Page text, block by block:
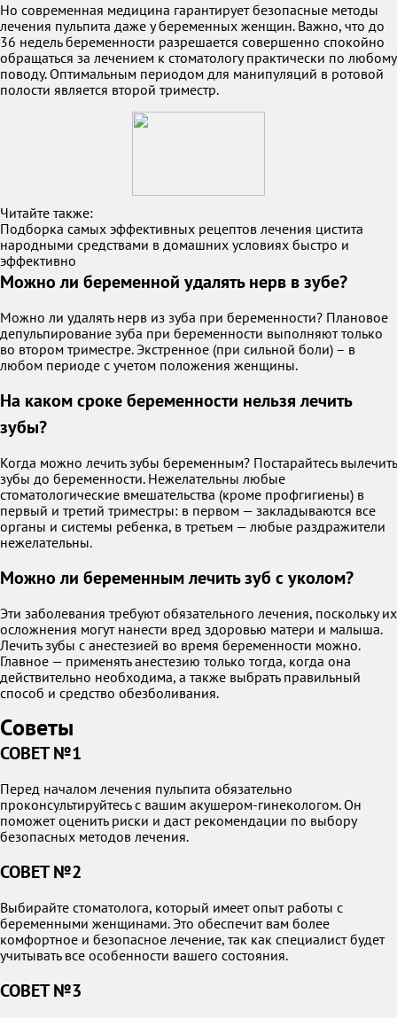
Но современная медицина гарантирует безопасные методы
лечения пульпита даже у беременных женщин. Важно, что до
36 недель беременности разрешается совершенно спокойно
обращаться за лечением к стоматологу практически по любому
поводу. Оптимальным периодом для манипуляций в ротовой
полости является второй триместр.
Читайте также:
Подборка самых эффективных рецептов лечения цистита
народными средствами в домашних условиях быстро и
эффективно
Можно ли беременной удалять нерв в зубе?
Можно ли удалять нерв из зуба при беременности? Плановое
депульпирование зуба при беременности выполняют только
во втором триместре. Экстренное (при сильной боли) – в
любом периоде с учетом положения женщины.
На каком сроке беременности нельзя лечить
зубы?
Когда можно лечить зубы беременным? Постарайтесь вылечить
зубы до беременности. Нежелательны любые
стоматологические вмешательства (кроме профгигиены) в
первый и третий триместры: в первом — закладываются все
органы и системы ребенка, в третьем — любые раздражители
нежелательны.
Можно ли беременным лечить зуб с уколом?
Эти заболевания требуют обязательного лечения, поскольку их
осложнения могут нанести вред здоровью матери и малыша.
Лечить зубы с анестезией во время беременности можно.
Главное — применять анестезию только тогда, когда она
действительно необходима, а также выбрать правильный
способ и средство обезболивания.
Советы
СОВЕТ №1
Перед началом лечения пульпита обязательно
проконсультируйтесь с вашим акушером-гинекологом. Он
поможет оценить риски и даст рекомендации по выбору
безопасных методов лечения.
СОВЕТ №2
Выбирайте стоматолога, который имеет опыт работы с
беременными женщинами. Это обеспечит вам более
комфортное и безопасное лечение, так как специалист будет
учитывать все особенности вашего состояния.
СОВЕТ №3